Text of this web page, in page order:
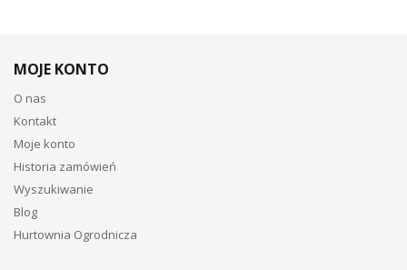
MOJE KONTO
O nas
Kontakt
Moje konto
Historia zamówień
Wyszukiwanie
Blog
Hurtownia Ogrodnicza